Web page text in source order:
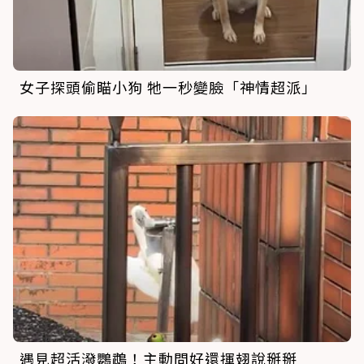
女子探頭偷瞄小狗 牠一秒變臉「神情超派」
遇見超活潑鸚鵡！主動問好還揮翅說掰掰